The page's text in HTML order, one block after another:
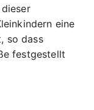
eine
so dass
festgestellt